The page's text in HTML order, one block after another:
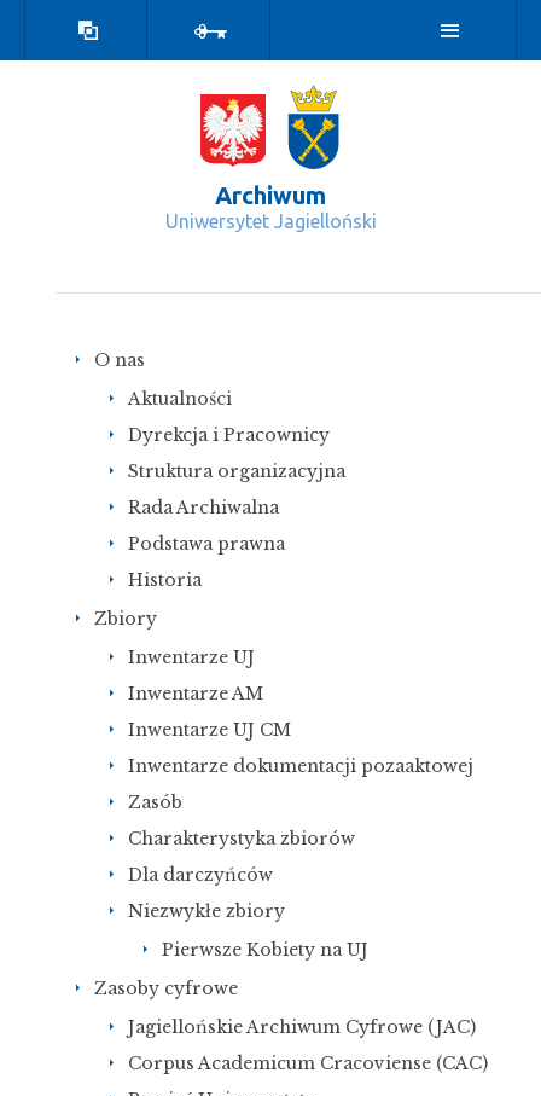
kontrastowa
Archiwum
Uniwersytet Jagielloński
O nas
Aktualności
Dyrekcja i Pracownicy
Struktura organizacyjna
Rada Archiwalna
Podstawa prawna
Historia
Zbiory
Inwentarze UJ
Inwentarze AM
Inwentarze UJ CM
Inwentarze dokumentacji pozaaktowej
Zasób
Charakterystyka zbiorów
Dla darczyńców
Niezwykłe zbiory
Pierwsze Kobiety na UJ
Zasoby cyfrowe
Jagiellońskie Archiwum Cyfrowe (JAC)
Corpus Academicum Cracoviense (CAC)